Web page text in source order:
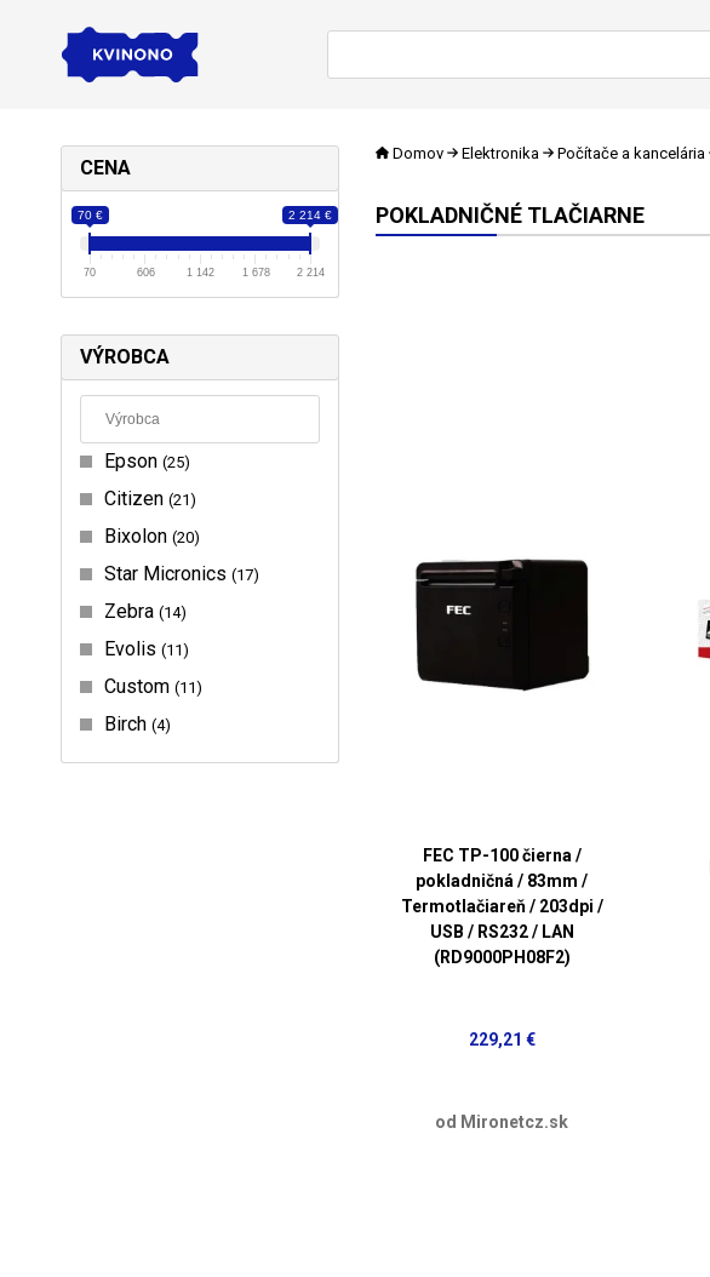
CENA
70 € 2 214 €
70 606 1 142 1 678 2 214
VÝROBCA
Epson 25
Citizen 21
Bixolon 20
Star Micronics 17
Zebra 14
Evolis 11
Custom 11
Birch 4
Domov Elektronika Počítače a kancelária
POKLADNIČNÉ TLAČIARNE
FEC TP-100 čierna /
pokladničná / 83mm /
Termotlačiareň / 203dpi /
USB / RS232 / LAN
(RD9000PH08F2)
229,21 €
od Mironetcz.sk